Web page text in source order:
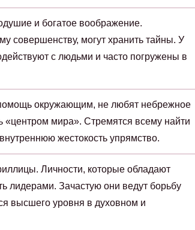
и богатое воображение.
совершенству, могут хранить тайны. У
с людьми и часто погружены в
окружающим, не любят небрежное
«центром мира». Стремятся всему найти
жестокость упрямство.
Личности, которые обладают
лидерами. Зачастую они ведут борьбу
высшего уровня в духовном и